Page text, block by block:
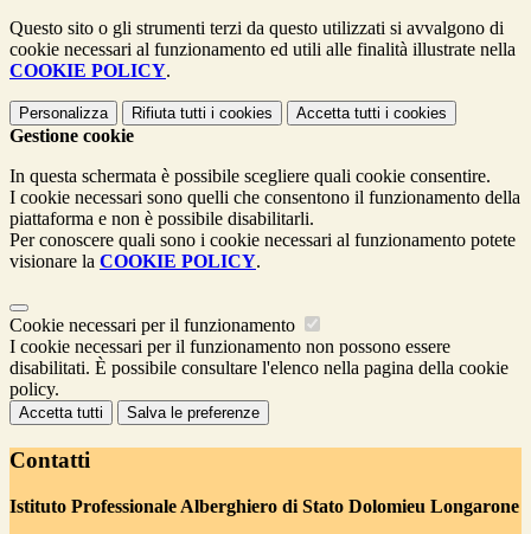
Questo sito o gli strumenti terzi da questo utilizzati si avvalgono di
cookie necessari al funzionamento ed utili alle finalità illustrate nella
COOKIE POLICY.
Personalizza Rifiuta tutti i cookies Accetta tutti i cookies
Gestione cookie
In questa schermata è possibile scegliere quali cookie consentire.
I cookie necessari sono quelli che consentono il funzionamento della
piattaforma e non è possibile disabilitarli.
Per conoscere quali sono i cookie necessari al funzionamento potete
visionare la COOKIE POLICY.
Cookie necessari per il funzionamento
I cookie necessari per il funzionamento non possono essere
disabilitati. È possibile consultare l'elenco nella pagina della cookie
policy.
Accetta tutti Salva le preferenze
Contatti
Istituto Professionale Alberghiero di Stato Dolomieu Longarone